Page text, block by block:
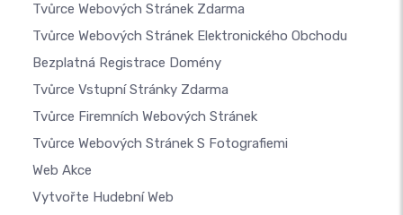
Tvůrce Webových Stránek Zdarma
Tvůrce Webových Stránek Elektronického Obchodu
Bezplatná Registrace Domény
Tvůrce Vstupní Stránky Zdarma
Tvůrce Firemních Webových Stránek
Tvůrce Webových Stránek S Fotografiemi
Web Akce
Vytvořte Hudební Web